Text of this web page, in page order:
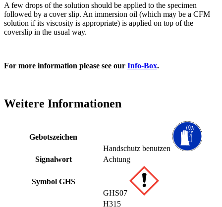
A few drops of the solution should be applied to the specimen
followed by a cover slip. An immersion oil (which may be a CFM
solution if its viscosity is appropriate) is applied on top of the
coverslip in the usual way.
For more information please see our Info-Box.
Weitere Informationen
Gebotszeichen
Handschutz benutzen
Signalwort
Achtung
Symbol GHS
GHS07
H315